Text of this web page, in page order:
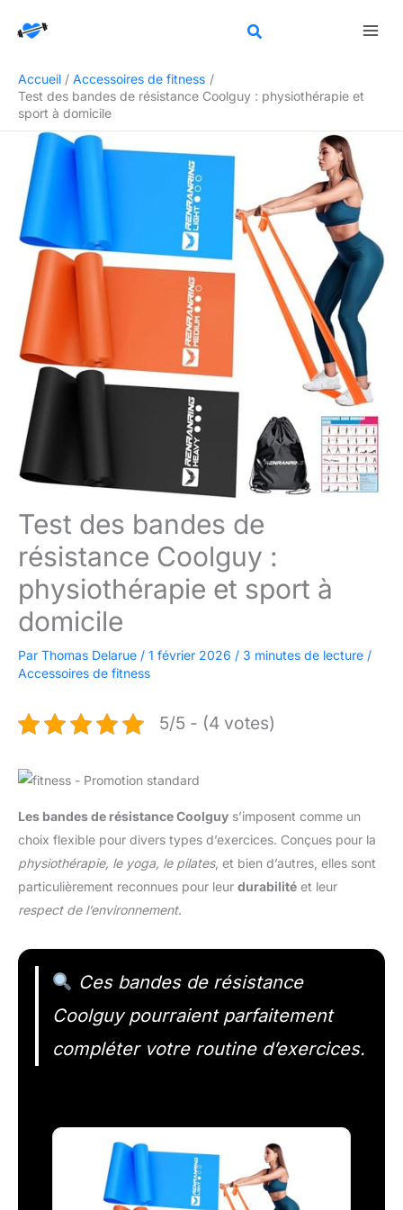
Accueil
Accessoires de fitness
Test des bandes de résistance Coolguy : physiothérapie et
sport à domicile
Test des bandes de
résistance Coolguy :
physiothérapie et sport à
domicile
Par Thomas Delarue / 1 février 2026 / 3 minutes de lecture /
Accessoires de fitness
5/5 - (4 votes)
Les bandes de résistance Coolguy s’imposent comme un
choix flexible pour divers types d’exercices. Conçues pour la
physiothérapie, le yoga, le pilates, et bien d’autres, elles sont
particulièrement reconnues pour leur durabilité et leur
respect de l’environnement.
Ces bandes de résistance
Coolguy pourraient parfaitement
compléter votre routine d’exercices.